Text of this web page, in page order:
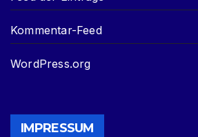
Kommentar-Feed
WordPress.org
IMPRESSUM